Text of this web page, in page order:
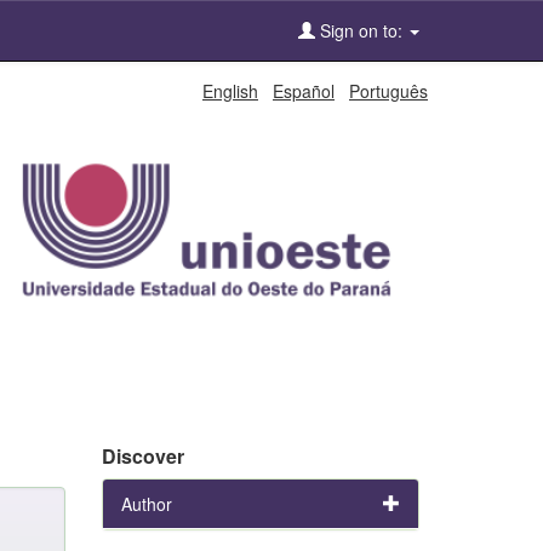
Sign on to:
English Español Português
Discover
Author